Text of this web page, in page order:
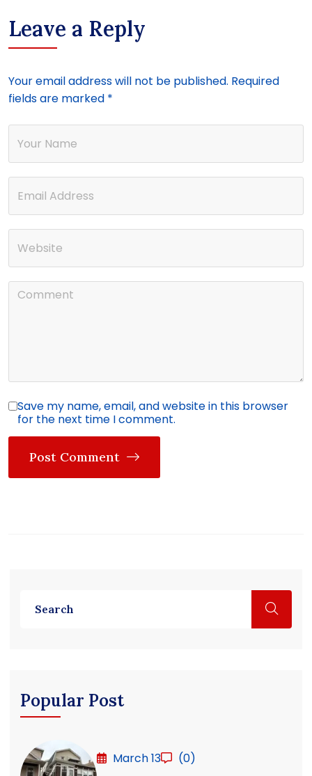
Leave a Reply
Your email address will not be published. Required
fields are marked *
Save my name, email, and website in this browser
for the next time I comment.
Post Comment
Popular Post
March 13
(0)